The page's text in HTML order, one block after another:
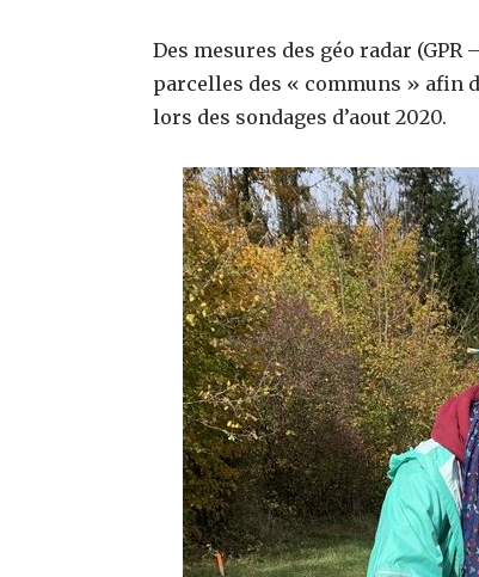
Des mesures des géo radar
parcelles des « communs » afin
lors des sondages d’aout 2020.